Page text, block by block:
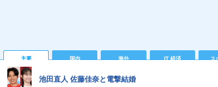
主要 国内 海外 IT 経済 ス
池田直人 佐藤佳奈と電撃結婚